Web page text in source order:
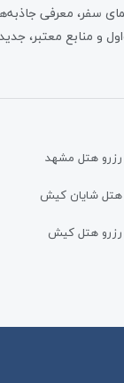
سفر، معرفی
منابع معتبر،
رزرو هتل مشهد
هتل شایان کیش
رزرو هتل کیش